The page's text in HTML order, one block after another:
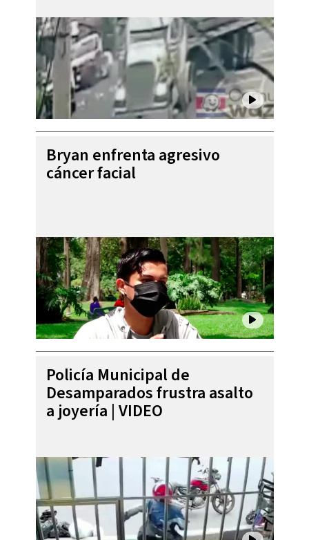
Bryan enfrenta agresivo
cáncer facial
Policía Municipal de
Desamparados frustra asalto
a joyería | VIDEO